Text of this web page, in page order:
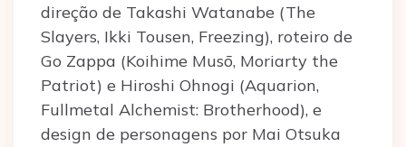
direção de Takashi Watanabe (The
Slayers, Ikki Tousen, Freezing), roteiro de
Go Zappa (Koihime Musō, Moriarty the
Patriot) e Hiroshi Ohnogi (Aquarion,
Fullmetal Alchemist: Brotherhood), e
design de personagens por Mai Otsuka